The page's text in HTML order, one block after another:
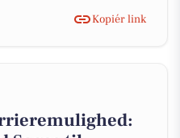
Kopiér link